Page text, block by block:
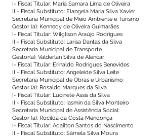
I- Fiscal Titular: Maria Samara Lima de Oliveira
II - Fiscal Substituto: Elangela Maria Silva Xavier
Secretaria Municipal de Meio Ambiente e Turismo
Gestor (a): Kennedy de Oliveira Guimarães
I- Fiscal Titular: Wilglison Araújo Rodrigues
II - Fiscal Substituto: Larisa Dantas da Silva
Secretaria Municipal de Transporte
Gestor(a): Valderlan Silva de Alencar
I- Fiscal Titular: Erinaldo Rodrigues Benevides
II - Fiscal Substituto: Angeleide Silva Leite
Secretaria Municipal de Obras e Urbanismo
Gestor (a): Rosaldo Marques da Silva
I- Fiscal Titular: Lucinete Assis da Silva
II - Fiscal Substituto: Iasmin da Silva Monteiro
Secretaria Municipal de Assistência Social:
Gestor (a): Rocilda da Costa Mendonça
I- Fiscal Titular: Adailton Santos do Nascimento
II - Fiscal Substituto: Sâmela Silva Moura